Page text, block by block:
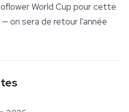
World Cup pour cette
on sera de retour l'année